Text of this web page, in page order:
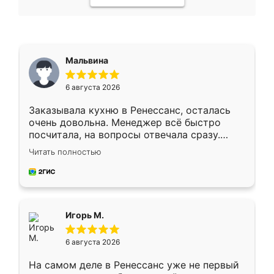
Мальвина
6 августа 2026
Заказывала кухню в Ренессанс, осталась
очень довольна. Менеджер всё быстро
посчитала, на вопросы отвечала сразу.
Замерщик приехал в субботу, подошёл к
делу со всей ответственностью. Собрали
за день, ребята работали аккуратно, даже
Читать полностью
Игорь М.
6 августа 2026
На самом деле в Ренессанс уже не первый